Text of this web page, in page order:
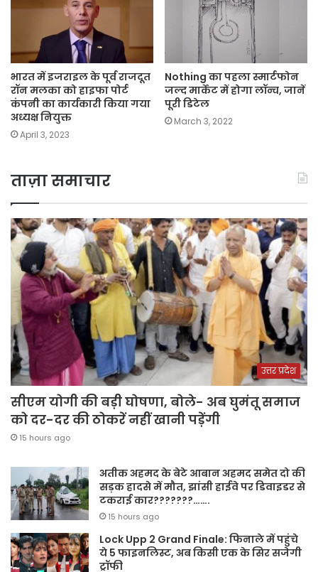
भारत में इजराइल के पूर्व राजदूत
रॉन मलका को हाइफा पोर्ट
कंपनी का कार्यकारी किया गया
अध्यक्ष नियुक्त
April 3, 2023
Nothing का पहला स्मार्टफोन
जल्द मार्केट में होगा लॉन्च, जानें
पूरी डिटेल
March 3, 2022
ताज़ा समाचार
उत्तर प्रदेश
सीएम योगी की बड़ी घोषणा, बोले- अब घुमंतू समाज
को दर-दर की ठोकरें नहीं खानी पड़ेंगी
15 hours ago
अतीक अहमद के बेटे आबान अहमद समेत दो की
सड़क हादसे में मौत, झांसी हाईवे पर डिवाइडर से
टकराई कार???????…….
15 hours ago
Lock Upp 2 Grand Finale: फिनाले में पहुंचे
ये 5 फाइनलिस्ट, अब किसी एक के सिर सजेगी
ट्रॉफी